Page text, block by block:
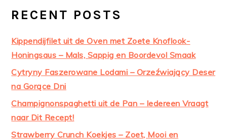
RECENT POSTS
Kippendijfilet uit de Oven met Zoete Knoflook-
Honingsaus – Mals, Sappig en Boordevol Smaak
Cytryny Faszerowane Lodami – Orzeźwiający Deser
na Gorące Dni
Champignonspaghetti uit de Pan – Iedereen Vraagt
naar Dit Recept!
Strawberry Crunch Koekjes – Zoet, Mooi en